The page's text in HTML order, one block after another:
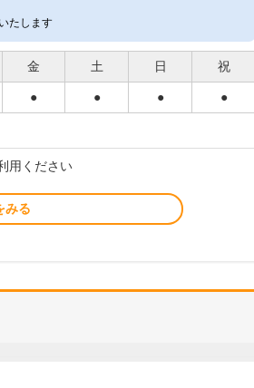
たします
金 土 日 祝
● ● ● ●
用ください
みる